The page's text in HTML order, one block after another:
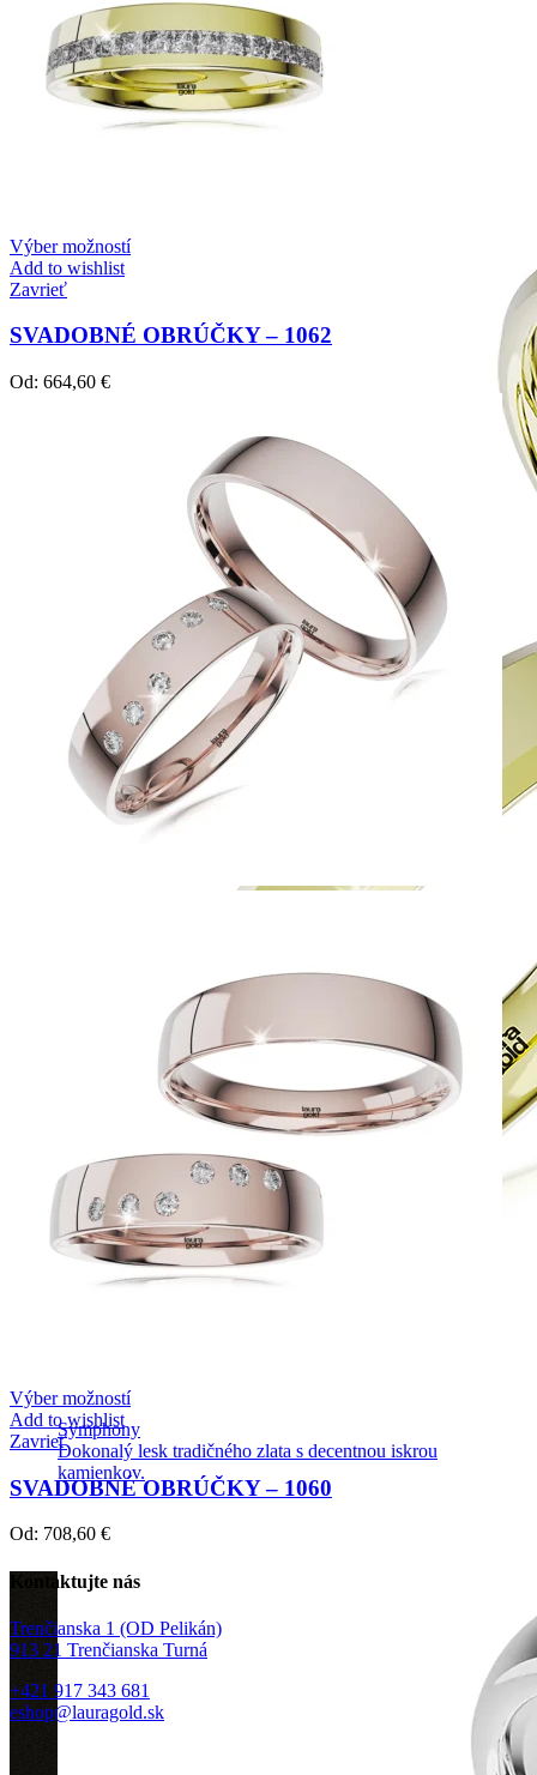
Twin Rings
Zásnubné prstne z kolekcie Twin Rings.
Symphony
Dokonalý lesk tradičného zlata s decentnou iskrou
kamienkov.
Výber možností
Add to wishlist
Zavrieť
SVADOBNÉ OBRÚČKY – 1062
Od: 664,60 €
Výber možností
Add to wishlist
Zavrieť
SVADOBNÉ OBRÚČKY – 1060
Od: 708,60 €
Kontaktujte nás
Trenčianska 1 (OD Pelikán)
913 21 Trenčianska Turná
+421 917 343 681
eshop@lauragold.sk